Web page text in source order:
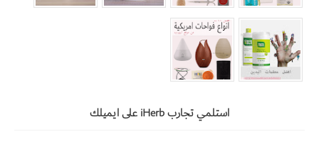
استلمي تجارب iHerb على ايميلك